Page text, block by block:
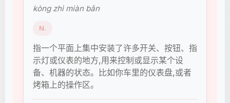
kòng zhì miàn bǎn
N.
指一个平面上集中安装了许多开关、按钮、指
示灯或仪表的地方,用来控制或显示某个设
备、机器的状态。比如你车里的仪表盘,或者
烤箱上的操作区。